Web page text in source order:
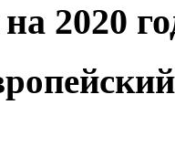
2020